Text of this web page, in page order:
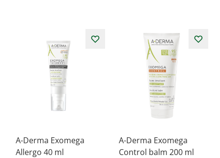
A-Derma Exomega
Allergo 40 ml
A-Derma Exomega
Control balm 200 ml